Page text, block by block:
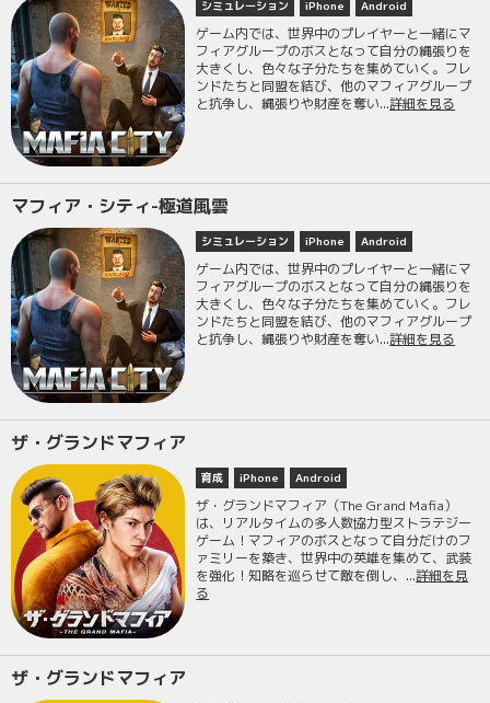
シミュレーション iPhone Android
ゲーム内では、世界中のプレイヤーと一緒にマ
フィアグループのボスとなって自分の縄張りを
大きくし、色々な子分たちを集めていく。フレ
ンドたちと同盟を結び、他のマフィアグループ
と抗争し、縄張りや財産を奪い...詳細を見る
マフィア・シティ-極道風雲
シミュレーション iPhone Android
ゲーム内では、世界中のプレイヤーと一緒にマ
フィアグループのボスとなって自分の縄張りを
大きくし、色々な子分たちを集めていく。フレ
ンドたちと同盟を結び、他のマフィアグループ
と抗争し、縄張りや財産を奪い...詳細を見る
ザ・グランドマフィア
育成 iPhone Android
ザ・グランドマフィア（The Grand Mafia）
は、リアルタイムの多人数協力型ストラテジー
ゲーム！マフィアのボスとなって自分だけのフ
ァミリーを築き、世界中の英雄を集めて、武装
を強化！知略を巡らせて敵を倒し、...詳細を見
る
ザ・グランドマフィア